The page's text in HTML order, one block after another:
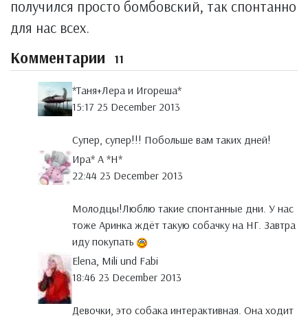
получился просто бомбовский, так спонтанно
для нас всех.
Комментарии 11
*Таня+Лера и Игореша*
15:17 25 December 2013
Супер, супер!!! Побольше вам таких дней!
Ира* А *Н*
22:44 23 December 2013
Молодцы!Люблю такие спонтанные дни. У нас
тоже Аринка ждёт такую собачку на НГ. Завтра
иду покупать
Elena, Mili und Fabi
18:46 23 December 2013
Девочки, это собака интерактивная. Она ходит